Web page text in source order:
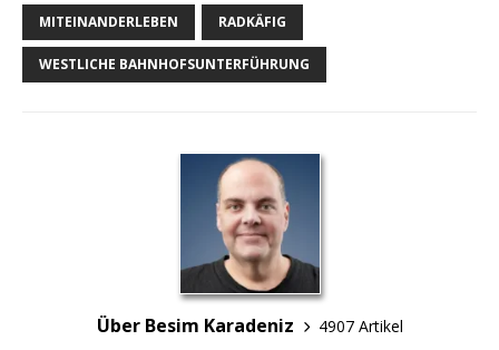
MITEINANDERLEBEN RADKÄFIG
WESTLICHE BAHNHOFSUNTERFÜHRUNG
Über Besim Karadeniz
4907 Artikel